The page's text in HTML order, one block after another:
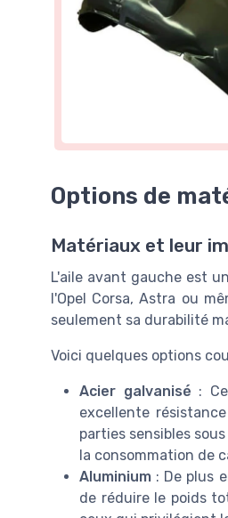
Options de
Matériaux et leur
L'aile avant gauche est
l'Opel Corsa, Astra ou
seulement sa durabilité
Voici quelques options
Acier galvanisé :
excellente
parties sensibles
la consommation de
Aluminium : De plus
de réduire le poids